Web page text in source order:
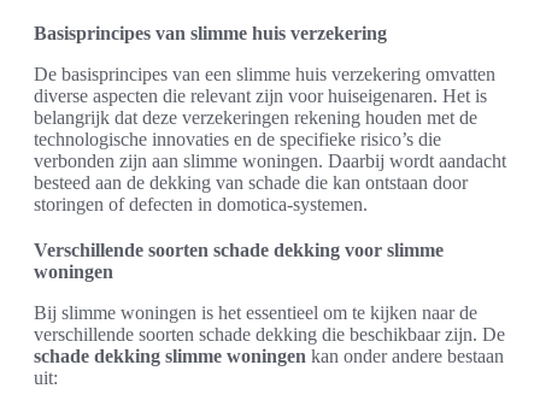
Basisprincipes van slimme huis verzekering
De basisprincipes van een slimme huis verzekering omvatten
diverse aspecten die relevant zijn voor huiseigenaren. Het is
belangrijk dat deze verzekeringen rekening houden met de
technologische innovaties en de specifieke risico’s die
verbonden zijn aan slimme woningen. Daarbij wordt aandacht
besteed aan de dekking van schade die kan ontstaan door
storingen of defecten in domotica-systemen.
Verschillende soorten schade dekking voor slimme
woningen
Bij slimme woningen is het essentieel om te kijken naar de
verschillende soorten schade dekking die beschikbaar zijn. De
schade dekking slimme woningen kan onder andere bestaan
uit: